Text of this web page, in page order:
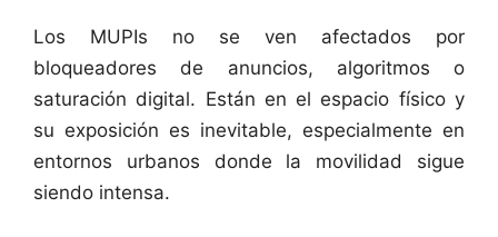
Los MUPIs no se ven afectados por
bloqueadores de anuncios, algoritmos o
saturación digital. Están en el espacio físico y
su exposición es inevitable, especialmente en
entornos urbanos donde la movilidad sigue
siendo intensa.